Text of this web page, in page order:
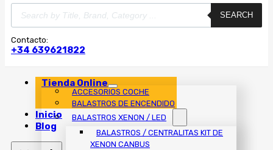
Búsqueda
de
productos
SEARCH
Contacto:
+34 639621822
Tienda Online
ACCESORIOS COCHE
BALASTROS DE ENCENDIDO
BALASTROS XENON / LED
BALASTROS / CENTRALITAS KIT DE
XENON CANBUS
Inicio
Blog